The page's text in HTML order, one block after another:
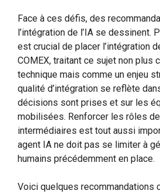
Face à ces défis, des
l’intégration de l’IA se dessinent.
est crucial de placer l’intégration
COMEX, traitant ce sujet non plus
technique mais comme un enjeu
qualité d’intégration se reflète
décisions sont prises et sur les
mobilisées. Renforcer les rôles
intermédiaires est tout aussi
agent IA ne doit pas se limiter à
humains précédemment en place.
Voici quelques recommandations